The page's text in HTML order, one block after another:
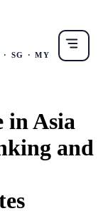
SG · MY
in Asia
and